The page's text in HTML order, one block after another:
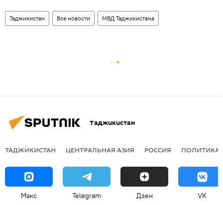
Таджикистан Все новости МВД Таджикистана
Таджикистан
ТАДЖИКИСТАН ЦЕНТРАЛЬНАЯ АЗИЯ РОССИЯ ПОЛИТИКА
Макс Telegram Дзен VK